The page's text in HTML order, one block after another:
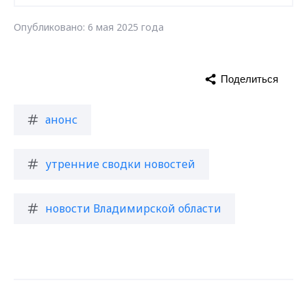
Опубликовано: 6 мая 2025 года
анонс
утренние сводки новостей
новости Владимирской области
Поделиться